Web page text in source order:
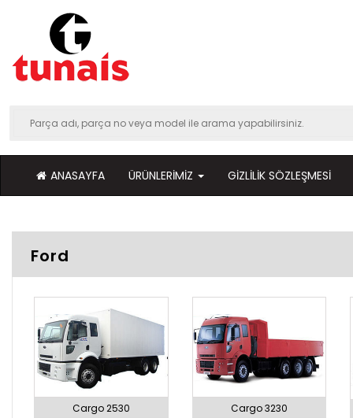
ANASAYFA ÜRÜNLERIMIZ GIZLILIK SÖZLEŞMESI
Ford
Cargo 2530 Cargo 3230